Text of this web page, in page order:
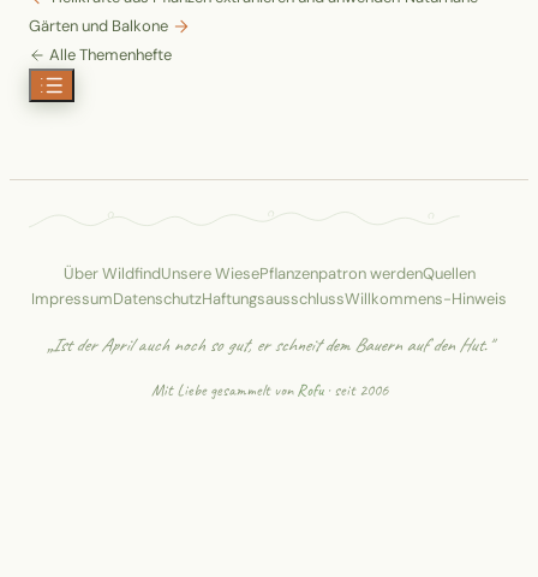
Gärten und Balkone
Alle Themenhefte
Über WildfindUnsere WiesePflanzenpatron werdenQuellen
ImpressumDatenschutzHaftungsausschlussWillkommens-Hinweis
„Ist der April auch noch so gut, er schneit dem Bauern auf den Hut."
Mit Liebe gesammelt vonRofu· seit 2006